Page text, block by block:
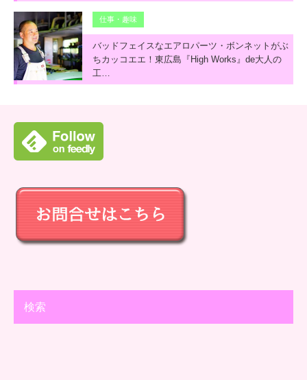
仕事・趣味
バッドフェイスなエアロパーツ・ボンネットがぶ
ちカッコエエ！東広島『High Works』de大人の
工…
検索